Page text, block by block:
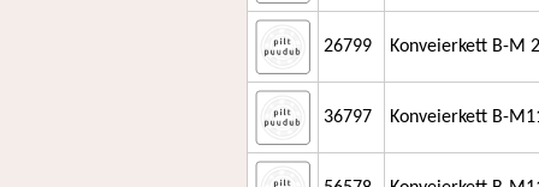
26799 Konveierkett B-M
36797 Konveierkett B-